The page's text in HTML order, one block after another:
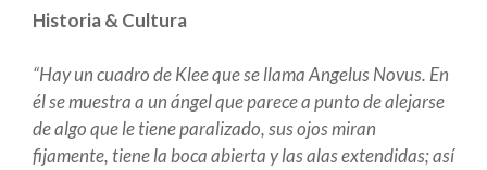
Historia & Cultura
“Hay un cuadro de Klee que se llama Angelus Novus. En
él se muestra a un ángel que parece a punto de alejarse
de algo que le tiene paralizado, sus ojos miran
fijamente, tiene la boca abierta y las alas extendidas; así